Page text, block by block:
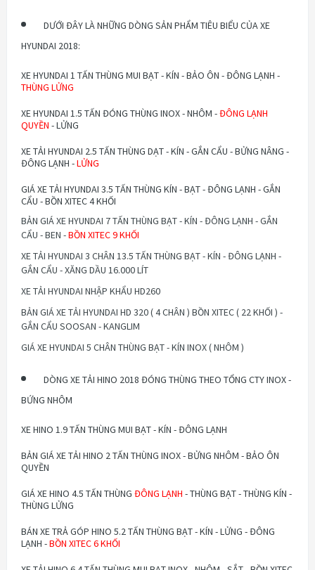
DƯỚI ĐÂY LÀ NHỮNG DÒNG SẢN PHẨM TIÊU BIỂU CỦA XE
HYUNDAI 2018:
XE HYUNDAI 1 TẤN THÙNG MUI BẠT - KÍN - BẢO ÔN - ĐÔNG LẠNH -
THÙNG LỬNG
XE HYUNDAI 1.5 TẤN ĐÓNG THÙNG INOX - NHÔM -ĐÔNG LẠNH
QUYỀN - LỬNG
XE TẢI HYUNDAI 2.5 TẤN THÙNG DẠT - KÍN - GẮN CẨU - BỬNG NÂNG -
ĐÔNG LẠNH -LỬNG
GIÁ XE TẢI HYUNDAI 3.5 TẤN THÙNG KÍN - BẠT - ĐÔNG LẠNH - GẮN
CẨU - BỒN XITEC 4 KHỐI
BẢN GIÁ XE HYUNDAI 7 TẤN THÙNG BẠT - KÍN - ĐÔNG LẠNH - GẮN
CẨU - BEN -BỒN XITEC 9 KHỐI
XE TẢI HYUNDAI 3 CHÂN 13.5 TẤN THÙNG BẠT - KÍN - ĐÔNG LẠNH -
GẮN CẨU - XĂNG DẦU 16.000 LÍT
XE TẢI HYUNDAI NHẬP KHẨU HD260
BẢN GIÁ XE TẢI HYUNDAI HD 320 ( 4 CHÂN ) BỒN XITEC ( 22 KHỐI ) -
GẮN CẨU SOOSAN - KANGLIM
GIÁ XE HYUNDAI 5 CHÂN THÙNG BẠT - KÍN INOX ( NHÔM )
DÒNG XE TẢI HINO 2018 ĐÓNG THÙNG THEO TỔNG CTY INOX -
BỨNG NHÔM
XE HINO 1.9 TẤN THÙNG MUI BẠT - KÍN - ĐÔNG LẠNH
BẢN GIÁ XE TẢI HINO 2 TẤN THÙNG INOX - BỬNG NHÔM - BẢO ÔN
QUYỀN
GIÁ XE HINO 4.5 TẤN THÙNG ĐÔNG LẠNH - THÙNG BẠT - THÙNG KÍN -
THÙNG LỬNG
BÁN XE TRẢ GÓP HINO 5.2 TẤN THÙNG BẠT - KÍN - LỬNG - ĐÔNG
LẠNH -BỒN XITEC 6 KHỐI